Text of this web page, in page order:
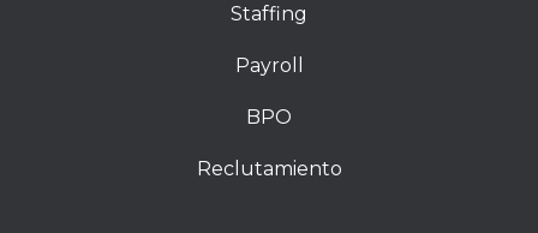
Staffing
Payroll
BPO
Reclutamiento